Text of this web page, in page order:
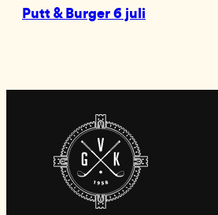
Putt & Burger 6 juli